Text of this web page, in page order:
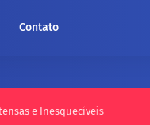
Contato
e Inesquecíveis